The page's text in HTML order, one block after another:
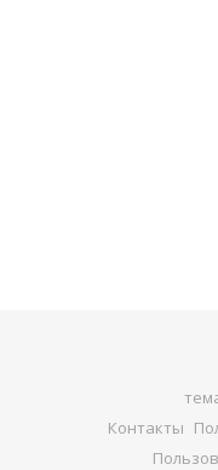
Контакты